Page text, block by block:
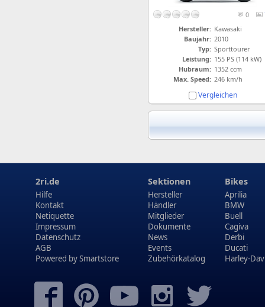
0
Hersteller: Kawasaki
Baujahr: 2010
Typ: Sporttourer
Leistung: 155 PS (114 kW)
Hubraum: 1352 ccm
Max. Speed: 246 km/h
Vergleichen
2ri.de
Hilfe
Kontakt
Netiquette
Impressum
Datenschutz
AGB
Powered bySmartstore
Sektionen
Hersteller
Händler
Mitglieder
Dokumente
News
Events
Zubehörkatalog
Bikes
Aprilia
BMW
Buell
Cagiva
Derbi
Ducati
Harley-